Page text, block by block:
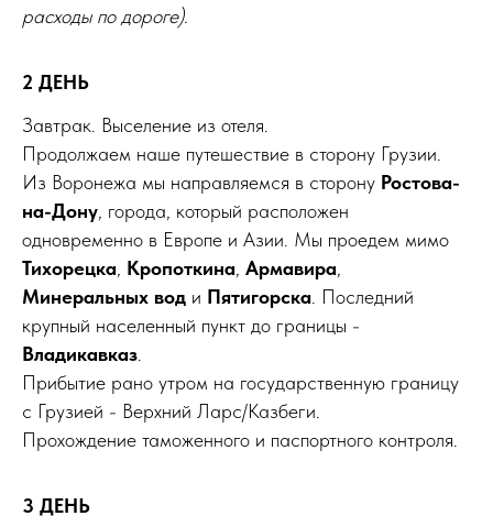
расходы по дороге).
2 ДЕНЬ
Завтрак. Выселение из отеля.
Продолжаем наше путешествие в сторону Грузии.
Из Воронежа мы направляемся в сторону Ростова-
на-Дону, города, который расположен
одновременно в Европе и Азии. Мы проедем мимо
Тихорецка, Кропоткина, Армавира,
Минеральных вод и Пятигорска . Последний
крупный населенный пункт до границы -
Владикавказ
Прибытие рано утром на государственную границу
с Грузией - Верхний Ларс/Казбеги.
Прохождение таможенного и паспортного контроля.
3 ДЕНЬ